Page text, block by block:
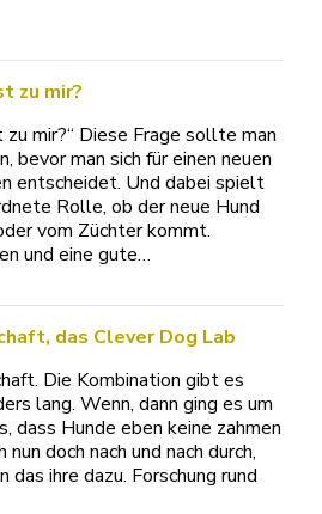
zu mir?
mir?“ Diese Frage sollte man
bevor man sich für einen neuen
entscheidet. Und dabei spielt
Rolle, ob der neue Hund
vom Züchter kommt.
und eine gute…
das Clever Dog Lab
Die Kombination gibt es
lang. Wenn, dann ging es um
dass Hunde eben keine zahmen
doch nach und nach durch,
das ihre dazu. Forschung rund